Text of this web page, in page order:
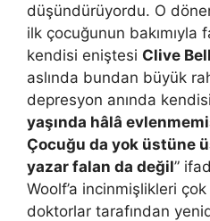
düşündürüyordu. O
ilk çocuğunun bakımıyla
kendisi eniştesi Clive Bell
aslında bundan büyük
depresyon anında
yaşında hâlâ
Çocuğu da yok üstüne
yazar falan da değil”
Woolf’a incinmişlikleri
doktorlar tarafından